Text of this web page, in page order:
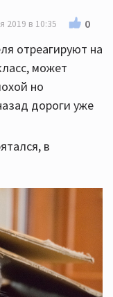
2019 в 10:35 0
отреагируют на
может
но
дороги уже
в